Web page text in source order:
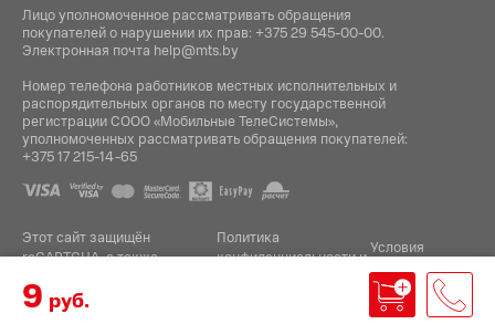
9 руб.
Лицо уполномоченное рассматривать обращения
покупателей о нарушении их прав: +375 29 545-00-00.
Электронная почта help@mts.by
Номер телефона работников местных исполнительных и
распорядительных органов по месту государственной
регистрации СООО «Мобильные ТелеСистемы»,
уполномоченных рассматривать обращения покупателей:
+375 17 215-14-65
Этот сайт защищён
reCAPTCHA, а также
Политика
конфиденциальностииУсловия
.
Разработка интернет-магазина